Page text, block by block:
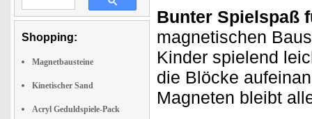
Shopping:
Magnetbausteine
Kinetischer Sand
Acryl Geduldspiele-Pack
Bunter Spielspaß
magnetischen
Kinder spielend
die Blöcke
Magneten bleibt